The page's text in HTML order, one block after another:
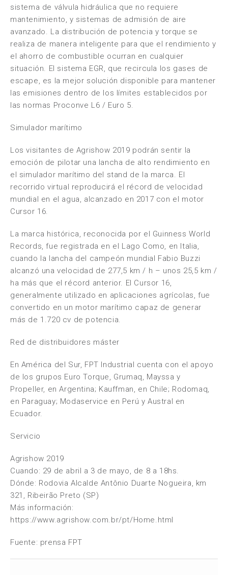
sistema de válvula hidráulica que no requiere
mantenimiento, y sistemas de admisión de aire
avanzado. La distribución de potencia y torque se
realiza de manera inteligente para que el rendimiento y
el ahorro de combustible ocurran en cualquier
situación. El sistema EGR, que recircula los gases de
escape, es la mejor solución disponible para mantener
las emisiones dentro de los límites establecidos por
las normas Proconve L6 / Euro 5.
Simulador marítimo
Los visitantes de Agrishow 2019 podrán sentir la
emoción de pilotar una lancha de alto rendimiento en
el simulador marítimo del stand de la marca. El
recorrido virtual reproducirá el récord de velocidad
mundial en el agua, alcanzado en 2017 con el motor
Cursor 16.
La marca histórica, reconocida por el Guinness World
Records, fue registrada en el Lago Como, en Italia,
cuando la lancha del campeón mundial Fabio Buzzi
alcanzó una velocidad de 277,5 km / h – unos 25,5 km /
ha más que el récord anterior. El Cursor 16,
generalmente utilizado en aplicaciones agrícolas, fue
convertido en un motor marítimo capaz de generar
más de 1.720 cv de potencia.
Red de distribuidores máster
En América del Sur, FPT Industrial cuenta con el apoyo
de los grupos Euro Torque, Grumaq, Mayssa y
Propeller, en Argentina; Kauffman, en Chile; Rodomaq,
en Paraguay; Modaservice en Perú y Austral en
Ecuador.
Servicio
Agrishow 2019
Cuando: 29 de abril a 3 de mayo, de 8 a 18hs.
Dónde: Rodovia Alcalde Antônio Duarte Nogueira, km
321, Ribeirão Preto (SP)
Más información:
https://www.agrishow.com.br/pt/Home.html
Fuente: prensa FPT